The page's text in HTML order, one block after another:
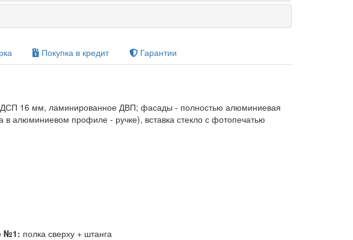
Покупка в кредит
Гарантии
ДСП 16 мм, ламинированное ДВП; фасады - полностью алюминиевая
в алюминиевом профиле - ручке), вставка стекло с фотопечатью
№1: полка сверху + штанга